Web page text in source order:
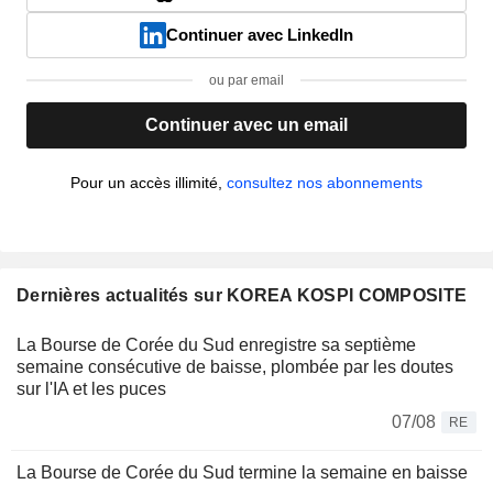
Continuer avec LinkedIn
ou par email
Continuer avec un email
Pour un accès illimité, consultez nos abonnements
Dernières actualités sur KOREA KOSPI COMPOSITE
La Bourse de Corée du Sud enregistre sa septième
semaine consécutive de baisse, plombée par les doutes
sur l'IA et les puces
07/08
RE
La Bourse de Corée du Sud termine la semaine en baisse